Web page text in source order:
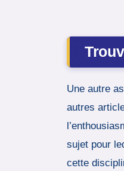
Une autre
autres
sujet pour
cette